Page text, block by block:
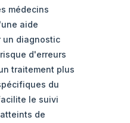
médecins
aide
un diagnostic
d'erreurs
traitement plus
du
le suivi
de